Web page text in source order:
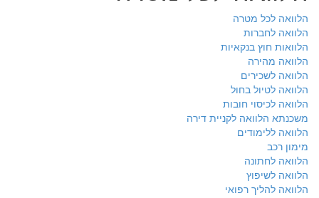
הלוואה לכל מטרה
הלוואה לחברות
הלוואות חוץ בנקאיות
הלוואה מהירה
הלוואה לשכירים
הלוואה לטיול בחול
הלוואה לכיסוי חובות
משכנתא הלוואה לקניית דירה
הלוואה ללימודים
מימון רכב
הלוואה לחתונה
הלוואה לשיפוץ
הלוואה להליך רפואי